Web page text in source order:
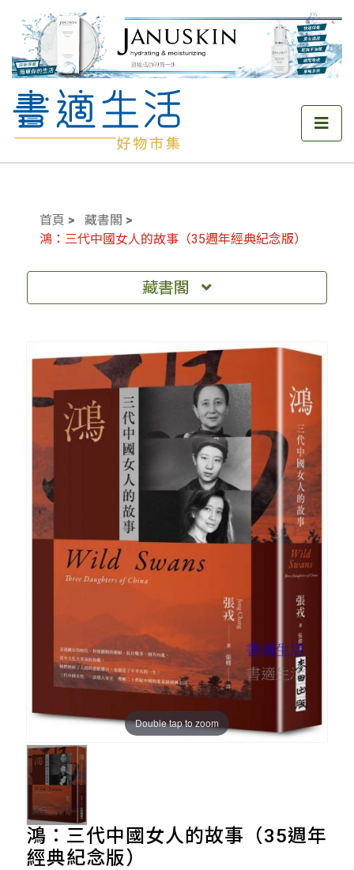
首頁
藏書閣
鴻：三代中國女人的故事（35週年經典紀念版）
藏書閣
Double tap to zoom
鴻：三代中國女人的故事（35週年
經典紀念版）